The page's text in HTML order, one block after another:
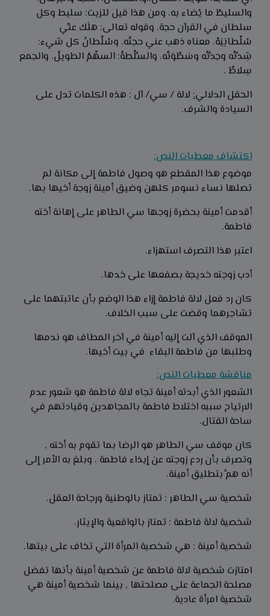
والسليطُ ما يُضاء به، ومن هذا قيل للزيت: سليط وكل
سلطان في القرآن حجة. وقوله تعالى: هلَك عنِّي
سُلْطانِيَهْ، معناه ذهب عني حجتُه. وسُلْطانُ كل شيء:
شِدَّتُه وحِدَّتُه وسَطْوَتُه، والسِّلْطةُ: السهْمُ الطويلُ، والجمع
سِلاطٌ .
الحقل الدلالي: لالة / سي/ آل : هذه الكلمات تدل على
السيادة والشرف.
اكتشاف معطيات النص:
موضوع هذا المقطع هو وصول فاطمة إلى مكانة لم
تصلها نساء نسومر كلهن وضيق أمينة زوجة أخيها بها.
أقدمت أمينة بحضرة زوجها سي الطاهر على إهانة أخته
فاطمة.
اعتبر هذا التصرف استهزاء.
أدب زوجته خديجة بصفعها على خدها.
كان رد فعل لالة فاطمة إزاء هذا الوضع بأن عاتبتهما على
تشاجرهما وقضت على سبب الخلاف.
الموقف الذي آلت إليه أمينة في آخر المطاف هو ندمها
وطلبها من فاطمة البقاء في بيت أخيها.
مناقشة معطيات النص:
الشعور الذي أبدته أمينة تجاه لالة فاطمة هو شعور عدم
الارتياح سببه اختلاط فاطمة بالمجاهدين وقيادتهم في
ساحة القتال.
كان موقف سي الطاهر هو الرضا بما تقوم به أخته ,
وتصرف بأن ردع زوجته عن إيذاء فاطمة ، وبلغ به الأمر إلى
أنه همَّ بتطليق أمينة.
شخصية سي الطاهر : تمتاز بالوطنية ورجاحة العقل.
شخصية لالة فاطمة : تمتاز بالواقعية والإيثار.
شخصية أمينة : هي شخصية المرأة التي تخاف على بيتها.
امتازت شخصية لالة فاطمة عن شخصية أمينة بأنها تفضل
مصلحة الجماعة على مصلحتها , بينما شخصية أمينة هي
شخصية امرأة عادية.